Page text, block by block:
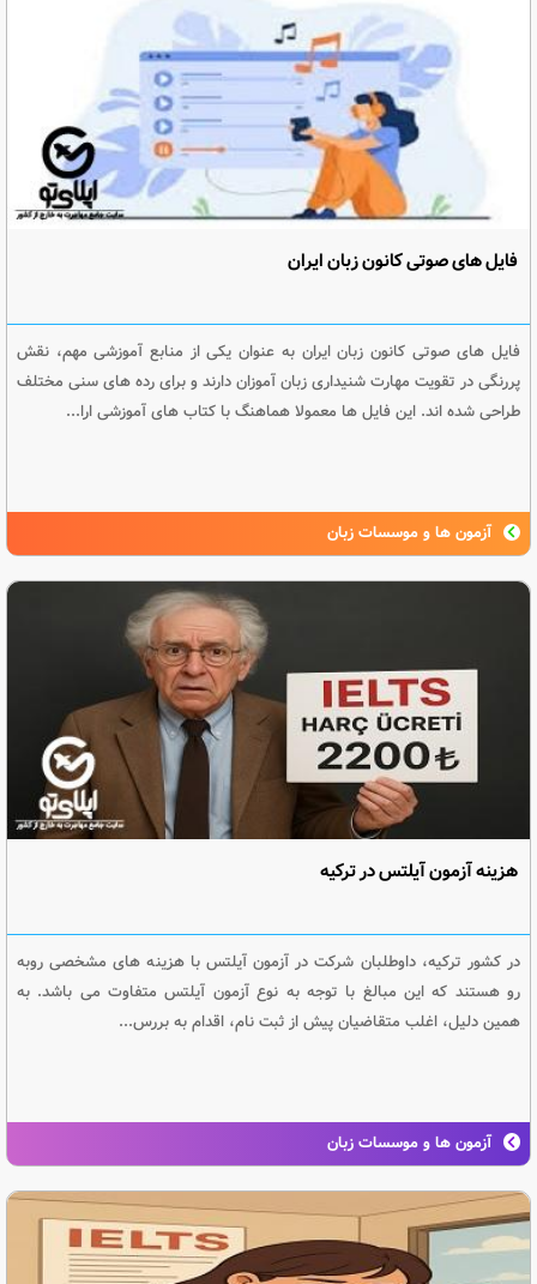
فایل های صوتی کانون زبان ایران
فایل های صوتی کانون زبان ایران به عنوان یکی از منابع آموزشی مهم، نقش
پررنگی در تقویت مهارت شنیداری زبان آموزان دارند و برای رده های سنی مختلف
طراحی شده اند. این فایل ها معمولا هماهنگ با کتاب های آموزشی ارا...
آزمون ها و موسسات زبان
هزینه آزمون آیلتس در ترکیه
در کشور ترکیه، داوطلبان شرکت در آزمون آیلتس با هزینه های مشخصی روبه
رو هستند که این مبالغ با توجه به نوع آزمون آیلتس متفاوت می باشد. به
همین دلیل، اغلب متقاضیان پیش از ثبت نام، اقدام به بررس...
آزمون ها و موسسات زبان